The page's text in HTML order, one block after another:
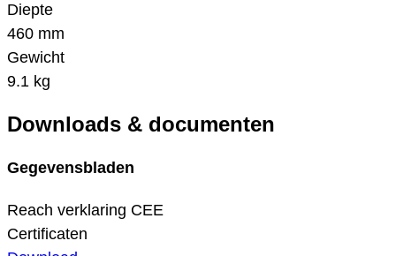
Diepte
460 mm
Gewicht
9.1 kg
Downloads & documenten
Gegevensbladen
Reach verklaring CEE
Certificaten